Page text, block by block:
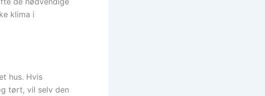
klima i
hus. Hvis
tørt, vil selv den